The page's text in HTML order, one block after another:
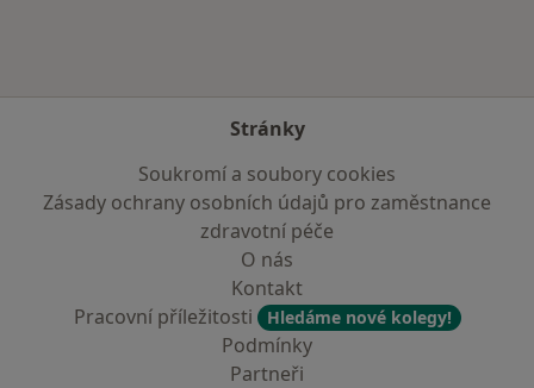
Stránky
Soukromí a soubory cookies
Zásady ochrany osobních údajů pro zaměstnance
zdravotní péče
O nás
Kontakt
Pracovní příležitosti
Hledáme nové kolegy!
Podmínky
Partneři